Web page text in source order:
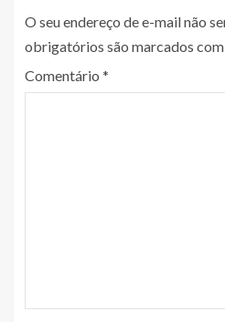
O seu endereço de e-mail não
obrigatórios são marcados com
Comentário *